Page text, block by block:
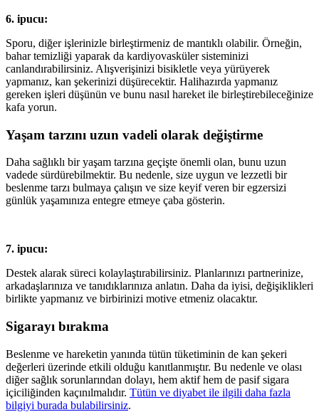
6. ipucu:
Sporu, diğer işlerinizle birleştirmeniz de mantıklı olabilir. Örneğin,
bahar temizliği yaparak da kardiyovasküler sisteminizi
canlandırabilirsiniz. Alışverişinizi bisikletle veya yürüyerek
yapmanız, kan şekerinizi düşürecektir. Halihazırda yapmanız
gereken işleri düşünün ve bunu nasıl hareket ile birleştirebileceğinize
kafa yorun.
Yaşam tarzını uzun vadeli olarak değiştirme
Daha sağlıklı bir yaşam tarzına geçişte önemli olan, bunu uzun
vadede sürdürebilmektir. Bu nedenle, size uygun ve lezzetli bir
beslenme tarzı bulmaya çalışın ve size keyif veren bir egzersizi
günlük yaşamınıza entegre etmeye çaba gösterin.
7. ipucu:
Destek alarak süreci kolaylaştırabilirsiniz. Planlarınızı partnerinize,
arkadaşlarınıza ve tanıdıklarınıza anlatın. Daha da iyisi, değişiklikleri
birlikte yapmanız ve birbirinizi motive etmeniz olacaktır.
Sigarayı bırakma
Beslenme ve hareketin yanında tütün tüketiminin de kan şekeri
değerleri üzerinde etkili olduğu kanıtlanmıştır. Bu nedenle ve olası
diğer sağlık sorunlarından dolayı, hem aktif hem de pasif sigara
içiciliğinden kaçınılmalıdır. Tütün ve diyabet ile ilgili daha fazla
bilgiyi burada bulabilirsiniz.